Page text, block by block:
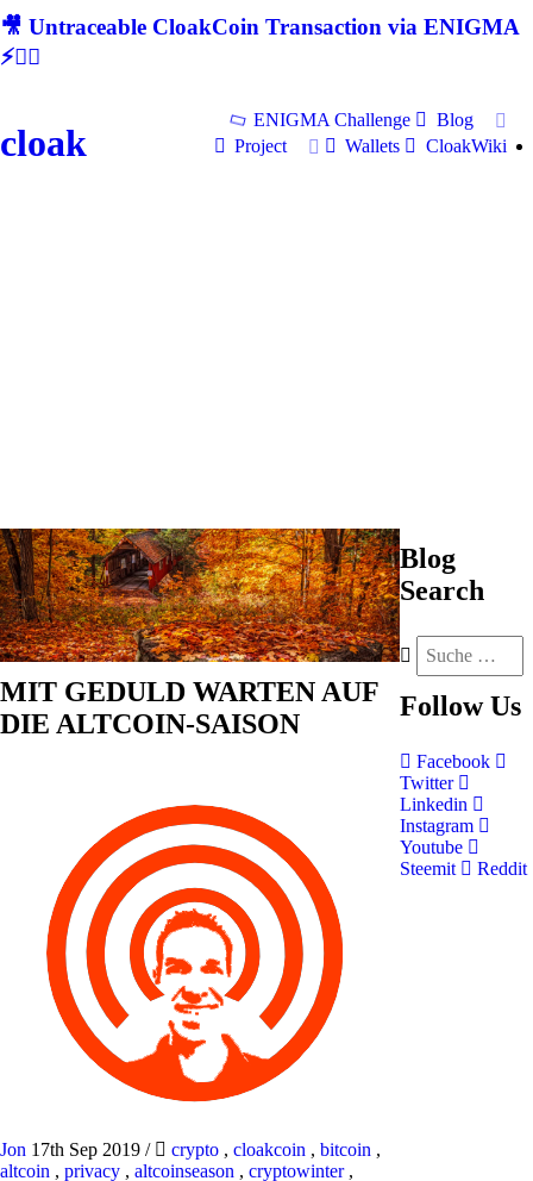
🎥 Untraceable CloakCoin Transaction via ENIGMA
⚡🕵‍♂
cloak
ENIGMA Challenge
Blog
Project
Wallets CloakWiki
MIT GEDULD WARTEN AUF
DIE ALTCOIN-SAISON
Jon 17th Sep 2019 / crypto , cloakcoin , bitcoin ,
altcoin , privacy , altcoinseason , cryptowinter,
Blog
Search
Follow Us
Facebook
Twitter
Linkedin
Instagram
Youtube
Steemit
Reddit